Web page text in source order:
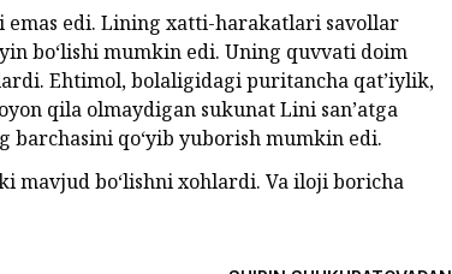
emas edi. Lining xatti-harakatlari savollar
bo‘lishi mumkin edi. Uning quvvati doim
Ehtimol, bolaligidagi puritancha qat’iylik,
qila olmaydigan sukunat Lini san’atga
barchasini qo‘yib yuborish mumkin edi.
mavjud bo‘lishni xohlardi. Va iloji boricha